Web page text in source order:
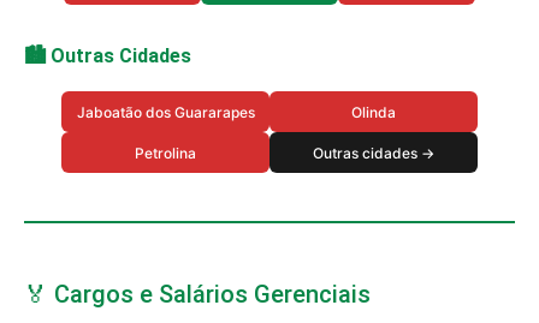
🏙️ Outras Cidades
Jaboatão dos Guararapes Olinda
Petrolina Outras cidades →
🏅 Cargos e Salários Gerenciais